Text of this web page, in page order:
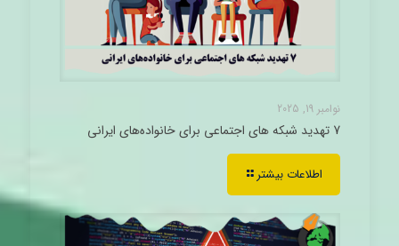
نوامبر 19, 2025
7 تهدید شبکه های اجتماعی برای خانواده‌های ایرانی
اطلاعات بیشتر